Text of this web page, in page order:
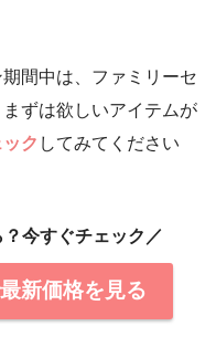
間中は、ファミリーセ
ずは欲しいアイテムが
ク してみてください
今すぐチェック／
新価格を見る